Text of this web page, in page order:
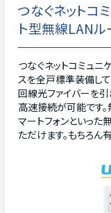
つなぐネットコ
ト型無線LANル
つなぐネットコミュ
スを全戸標準装備し
回線光ファイバーを
高速接続が可能です
マートフォンといっ
ただけます。もちろん